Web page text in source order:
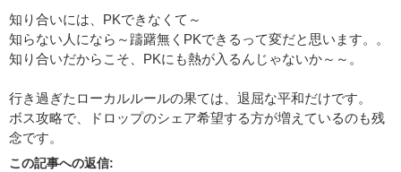
知り合いには、PKできなくて～
知らない人になら～躊躇無くPKできるって変だと思います。。
知り合いだからこそ、PKにも熱が入るんじゃないか～～。
行き過ぎたローカルルールの果ては、退屈な平和だけです。
ボス攻略で、ドロップのシェア希望する方が増えているのも残
念です。
この記事への返信: